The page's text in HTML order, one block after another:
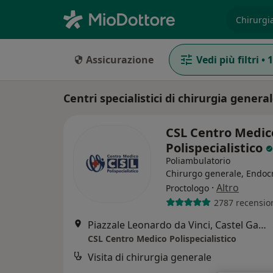
Assicurazione Vedi più filtri • 1
Centri specialistici di chirurgia
CSL Centro
Polispecialistico
Poliambulatorio
Chirurgo generale,
Proctologo · Altro
2787
Piazzale Leonardo da Vinci, Castel Gandolfo
CSL Centro Medico Polispecialistico
Visita di chirurgia generale